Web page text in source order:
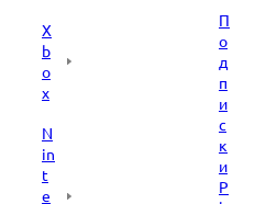
X
b
o
x
N
in
t
e
П
о
д
п
и
с
к
и
P